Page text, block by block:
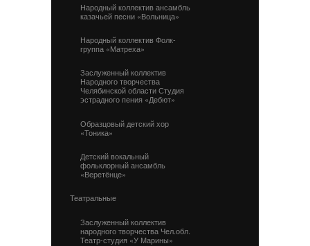
Народный коллектив ансамбль
казачьей песни «Вольница»
Народный коллектив Фолк-
группа «Матреха»
Заслуженный коллектив
Народного творчества
Челябинской области Студия
эстрадного пения «Дебют»
Образцовый детский хор
«Тоника»
Детский вокальный
фольклорный ансамбль
«Веретёнце»
Театральные
Заслуженный коллектив
народного творчества Чел.обл.
Театр-студия «У Марины»